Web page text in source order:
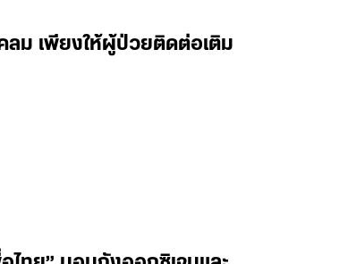
ลม เพียงให้ผู้ป่วยติดต่อเติม